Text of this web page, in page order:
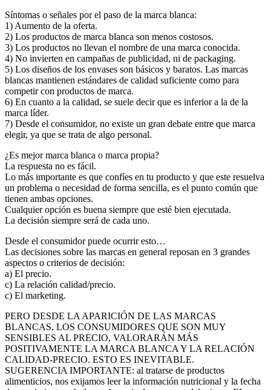
Síntomas o señales por el paso de la marca blanca:
1) Aumento de la oferta.
2) Los productos de marca blanca son menos costosos.
3) Los productos no llevan el nombre de una marca conocida.
4) No invierten en campañas de publicidad, ni de packaging.
5) Los diseños de los envases son básicos y baratos. Las marcas
blancas mantienen estándares de calidad suficiente como para
competir con productos de marca.
6) En cuanto a la calidad, se suele decir que es inferior a la de la
marca líder.
7) Desde el consumidor, no existe un gran debate entre que marca
elegir, ya que se trata de algo personal.
¿Es mejor marca blanca o marca propia?
La respuesta no es fácil.
Lo más importante es que confíes en tu producto y que este resuelva
un problema o necesidad de forma sencilla, es el punto común que
tienen ambas opciones.
Cualquier opción es buena siempre que esté bien ejecutada.
La decisión siempre será de cada uno.
Desde el consumidor puede ocurrir esto…
Las decisiones sobre las marcas en general reposan en 3 grandes
aspectos o criterios de decisión:
a) El precio.
c) La relación calidad/precio.
c) El marketing.
PERO DESDE LA APARICIÓN DE LAS MARCAS
BLANCAS, LOS CONSUMIDORES QUE SON MUY
SENSIBLES AL PRECIO, VALORARÁN MÁS
POSITIVAMENTE LA MARCA BLANCA Y LA RELACIÓN
CALIDAD-PRECIO. ESTO ES INEVITABLE.
SUGERENCIA IMPORTANTE: al tratarse de productos
alimenticios, nos exijamos leer la información nutricional y la fecha